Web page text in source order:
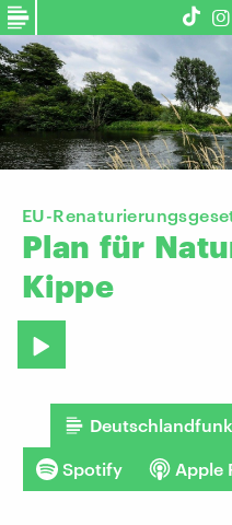
EU-
Plan für
Kippe
Spotify Apple